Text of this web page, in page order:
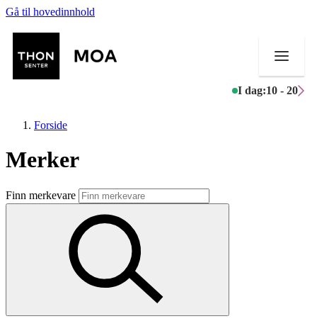
Gå til hovedinnhold
I dag:10 - 20
Butikker
Mat og drikke
Aktiviteter
Forside
Merker
Finn merkevare